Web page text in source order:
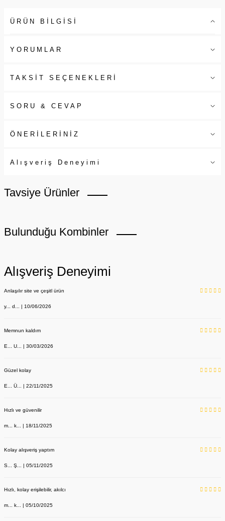
ÜRÜN BİLGİSİ
YORUMLAR
TAKSİT SEÇENEKLERİ
SORU & CEVAP
ÖNERİLERİNİZ
Alışveriş Deneyimi
Tavsiye Ürünler
Bulunduğu Kombinler
Labor Medikal Tekstil
Alışveriş Deneyimi
Anlaşılır site ve çeşitl ürün
y... d... | 10/06/2026
Memnun kaldım
E... U... | 30/03/2026
Güzel kolay
E... Ü... | 22/11/2025
Hızlı ve güvenilir
m... k... | 18/11/2025
Kolay alışveriş yaptım
S... Ş... | 05/11/2025
Hızlı, kolay erişilebilir, akılcı
m... k... | 05/10/2025